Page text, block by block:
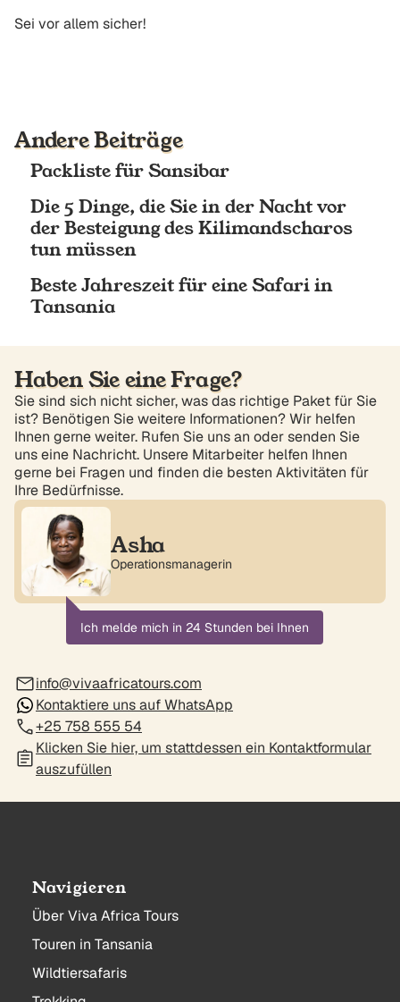
Sei vor allem sicher!
Andere Beiträge
Packliste für Sansibar
Die 5 Dinge, die Sie in der Nacht vor
der Besteigung des Kilimandscharos
tun müssen
Beste Jahreszeit für eine Safari in
Tansania
Haben Sie eine Frage?
Sie sind sich nicht sicher, was das richtige Paket für Sie
ist? Benötigen Sie weitere Informationen? Wir helfen
Ihnen gerne weiter. Rufen Sie uns an oder senden Sie
uns eine Nachricht. Unsere Mitarbeiter helfen Ihnen
gerne bei Fragen und finden die besten Aktivitäten für
Ihre Bedürfnisse.
Asha
Operationsmanagerin
Ich melde mich in 24 Stunden bei Ihnen
info@vivaafricatours.com
Kontaktiere uns auf WhatsApp
+25 758 555 54
Klicken Sie hier, um stattdessen ein Kontaktformular
auszufüllen
Navigieren
Über Viva Africa Tours
Touren in Tansania
Wildtiersafaris